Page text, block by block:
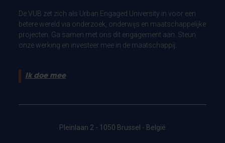
De VUB zet zich als Urban Engaged University in voor een
betere wereld via onderzoek, onderwijs en maatschappelijke
projecten. Ga samen met ons dit engagement aan. Steun
onze werking en investeer mee in de maatschappij.
Ik doe mee
Pleinlaan 2 - 1050 Brussel - België